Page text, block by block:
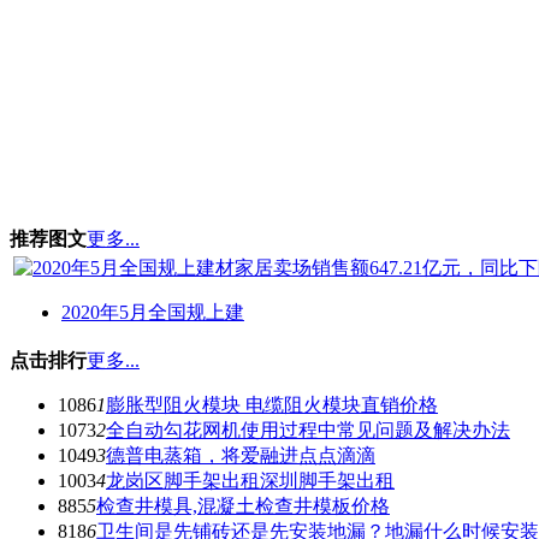
推荐图文更多...
2020年5月全国规上建
点击排行更多...
10861膨胀型阻火模块 电缆阻火模块直销价格
10732全自动勾花网机使用过程中常见问题及解决办法
10493德普电蒸箱，将爱融进点点滴滴
10034龙岗区脚手架出租深圳脚手架出租
8855检查井模具,混凝土检查井模板价格
8186卫生间是先铺砖还是先安装地漏？地漏什么时候安